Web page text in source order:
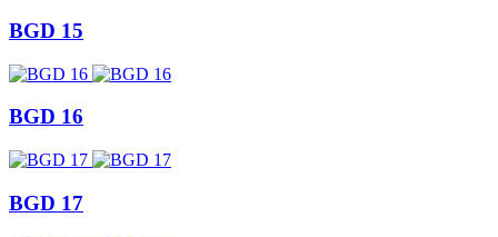
BGD 15
BGD 16
BGD 17